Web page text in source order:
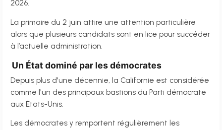
2026.
La primaire du 2 juin attire une attention particulière
alors que plusieurs candidats sont en lice pour succéder
à l’actuelle administration.
Un État dominé par les démocrates
Depuis plus d'une décennie, la Californie est considérée
comme l'un des principaux bastions du Parti démocrate
aux États-Unis.
Les démocrates y remportent régulièrement les